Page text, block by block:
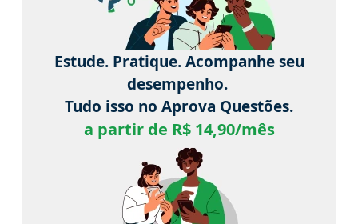
Estude. Pratique. Acompanhe seu
desempenho.
Tudo isso no Aprova Questões.
a partir de R$ 14,90/mês